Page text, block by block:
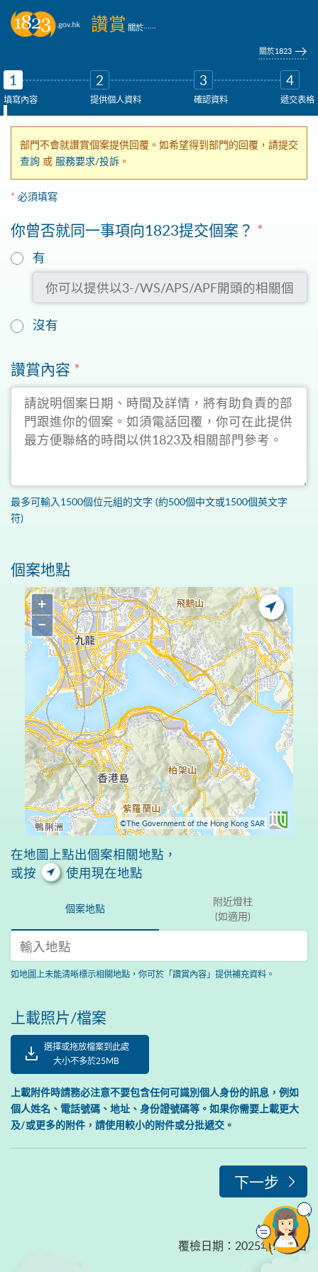
跳到主要內容
讚賞 關於
關於1823
1
填寫內容
2
提供個人資料
3
確認資料
4
遞交表格
部門不會就讚賞個案提供回覆。如希望得到部門的回覆，請提交
查詢 或 服務要求/投訴 。
* 必須填寫
你曾否就同一事項向1823提交個案？ *
有
沒有
讚賞內容 *
最多可輸入1500個位元組的文字 (約500個中文或1500個英文字
符)
個案地點
+
−
©The Government of the Hong Kong SAR
在地圖上點出個案相關地點，
或按
使用現在地點
個案地點
附近燈柱
(如適用)
輸入地點 搜尋
如地圖上未能清晰標示相關地點，你可於「讚賞內容」提供補充資料。
上載照片/檔案
選擇或拖放檔案到此處
大小不多於25MB
上載附件時請務必注意不要包含任何可識別個人身份的訊息，例如
個人姓名、電話號碼、地址、身份證號碼等。如果你需要上載更大
及/或更多的附件，請使用較小的附件或分批遞交。
下一步
覆檢日期 ： 2025年9月1日